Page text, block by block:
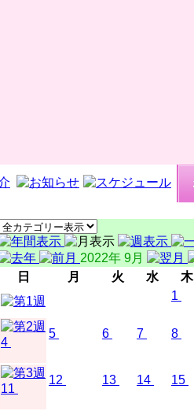
2022年 9月
日
月 火 水 木
1
4
5 6 7 8
11
12 13 14 15